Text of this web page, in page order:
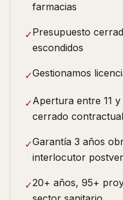
farmacias
✓Presupuesto
escondidos
✓Gestionamos
✓Apertura entre 11
cerrado contractual
✓Garantía 3 años
interlocutor
✓20+ años, 95+